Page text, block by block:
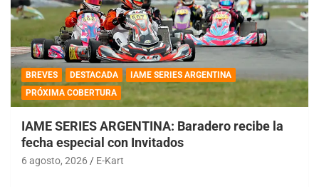
BREVES DESTACADA
IAME SERIES ARGENTINA
PRÓXIMA COBERTURA
IAME SERIES ARGENTINA: Baradero recibe la
fecha especial con Invitados
6 agosto, 2026 E-Kart